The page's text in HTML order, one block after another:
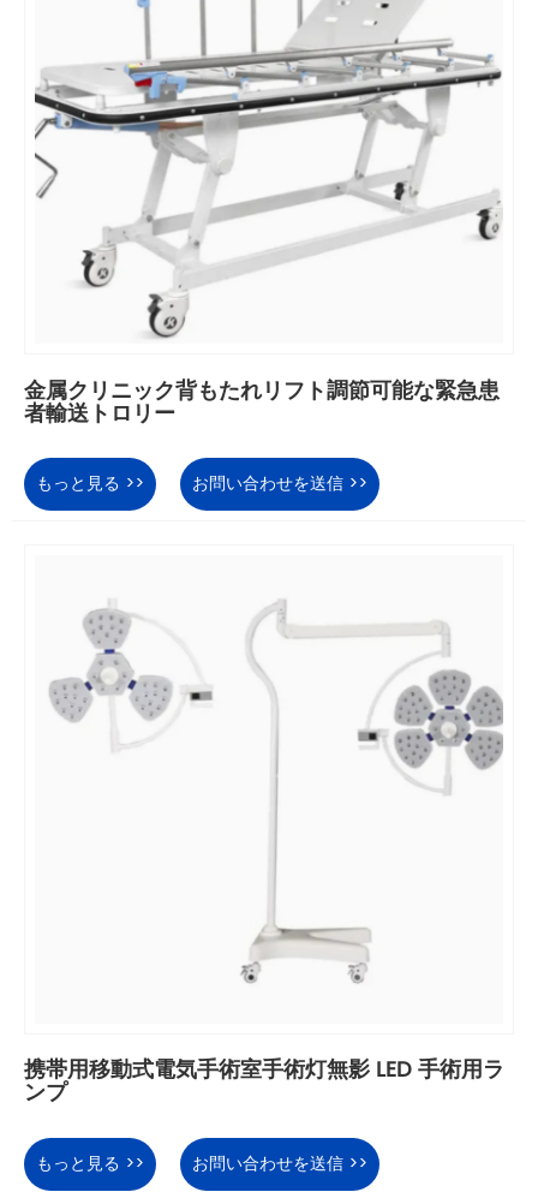
金属クリニック背もたれリフト調節可能な緊急患
者輸送トロリー
もっと見る >> お問い合わせを送信 >>
携帯用移動式電気手術室手術灯無影 LED 手術用ラ
ンプ
もっと見る >> お問い合わせを送信 >>